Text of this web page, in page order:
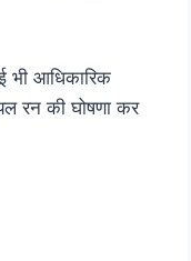
भी आधिकारिक
रन की घोषणा कर